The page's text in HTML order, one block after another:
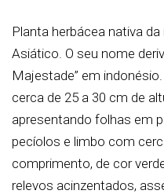
Planta herbácea nativa
Asiático. O seu nome
Majestade” em
cerca de 25 a 30 cm de
apresentando folhas em
pecíolos e limbo com
comprimento, de cor
relevos acinzentados,